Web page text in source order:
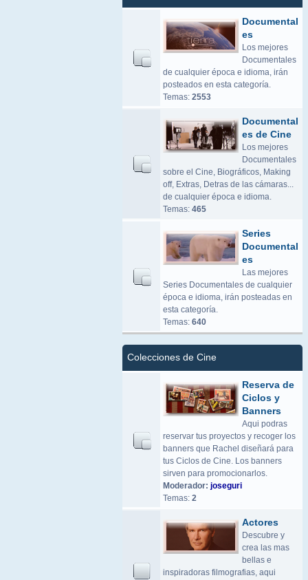
Documental
es
Los mejores
Documentales
de cualquier época e idioma, irán
posteados en esta categoría.
Temas: 2553
Documental
es de Cine
Los mejores
Documentales
sobre el Cine, Biográficos, Making
off, Extras, Detras de las cámaras...
de cualquier época e idioma.
Temas: 465
Series
Documental
es
Las mejores
Series Documentales de cualquier
época e idioma, irán posteadas en
esta categoría.
Temas: 640
Colecciones de Cine
Reserva de
Ciclos y
Banners
Aqui podras
reservar tus proyectos y recoger los
banners que Rachel diseñará para
tus Ciclos de Cine. Los banners
sirven para promocionarlos.
Moderador: joseguri
Temas: 2
Actores
Descubre y
crea las mas
bellas e
inspiradoras filmografias, aqui